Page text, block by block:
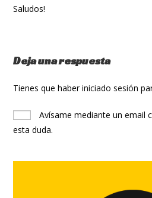
Saludos!
Deja una respuesta
Tienes que haberiniciado sesión
Avísame mediante un email
esta duda.